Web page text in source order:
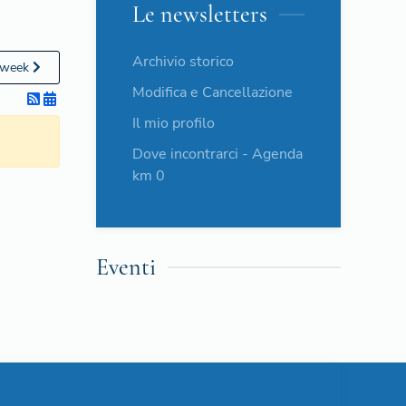
Le newsletters
Archivio storico
Modifica e Cancellazione
Il mio profilo
Dove incontrarci - Agenda
km 0
Eventi